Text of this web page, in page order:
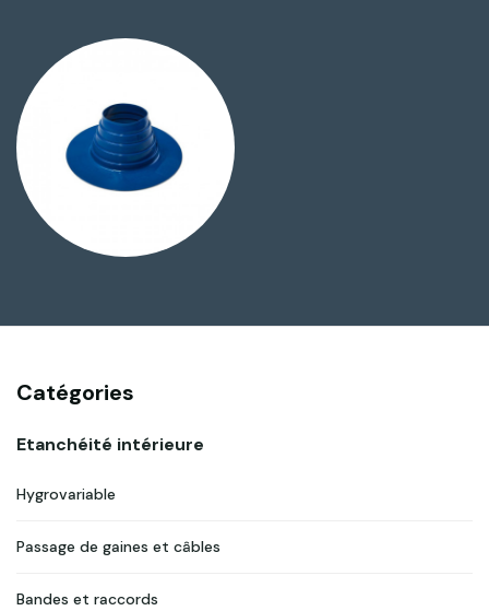
Catégories
Etanchéité intérieure
Hygrovariable
Passage de gaines et câbles
Bandes et raccords